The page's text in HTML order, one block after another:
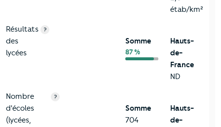
étab/km²
Résultats
des
lycées
?
Somme
87 %
Hauts-
de-
France
ND
Nombre
d'écoles
(lycées,
?
Somme
704
Hauts-
de-